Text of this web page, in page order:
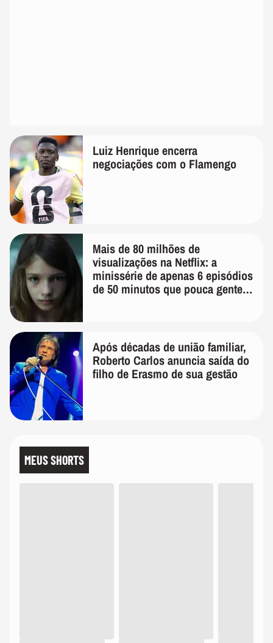
Luiz Henrique encerra
negociações com o Flamengo
Mais de 80 milhões de
visualizações na Netflix: a
minissérie de apenas 6 episódios
de 50 minutos que pouca gente
Após décadas de união familiar,
Roberto Carlos anuncia saída do
filho de Erasmo de sua gestão
MEUS SHORTS